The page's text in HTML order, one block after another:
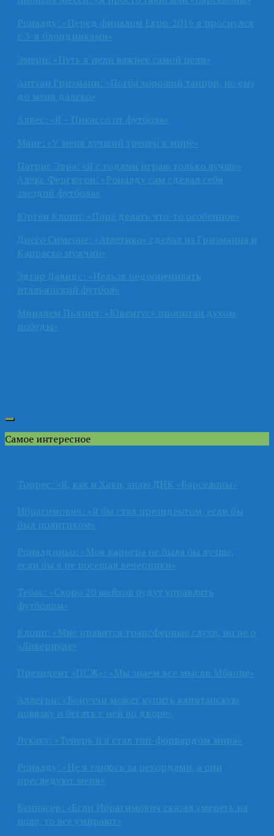
Роналду: «Перед финалом Евро-2016 я проснулся
с 3-я блондинками»
Эмери: «Путь к цели важнее самой цели»
Антуан Гризманн: «Погба хороший танцор, но ему
до меня далеко»
Алвес: «Я – Пикассо от футбола»
Мане: «У меня лучший тренер в мире»
Патрис Эвра: «Я с годами играю только лучше»
Алекс Фергюсон: «Роналду сам сделал себя
звездой футбола»
Юрген Клопп: «Пора делать что-то особенное»
Диего Симеоне: «Атлетико» сделал из Гризманна и
Карраско мужчин»
Эдгар Давидс: «Нельзя недооценивать
итальянский футбол»
Миралем Пьянич: «Ювентус» пропитан духом
победы»
Самое интересное
Торрес: «Я, как и Хави, знаю ДНК «Барселоны»
Ибрагимович: «Я бы стал президентом, если бы
был политиком»
Роналдиньо: «Моя карьера не была бы лучше,
если бы я не посещал вечеринки»
Тебас: «Скоро 20 шейхов будут управлять
футболом»
Клопп: «Мне нравятся трансферные слухи, но не о
«Ливерпуле»
Президент «ПСЖ»: «Мы знаем все мысли Мбаппе»
Аллегри: «Бонуччи может купить капитанскую
повязку и бегать с ней во дворе»
Лукаку: «Теперь и я стал топ-форвардом мира»
Роналду: «Не я гонюсь за рекордами, а они
преследуют меня»
Беннасер: «Если Ибрагимович сказал умереть на
поле, то все умирают»